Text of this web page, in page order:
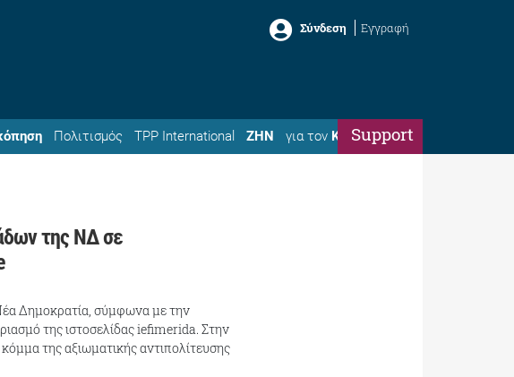
Σύνδεση Εγγραφή
Πολιτισμός TPP International ΖΗΝ για τον ΚώσταSupport
της ΝΔ σε
Δημοκρατία, σύμφωνα με την
της ιστοσελίδας iefimerida. Στην
της αξιωματικής αντιπολίτευσης